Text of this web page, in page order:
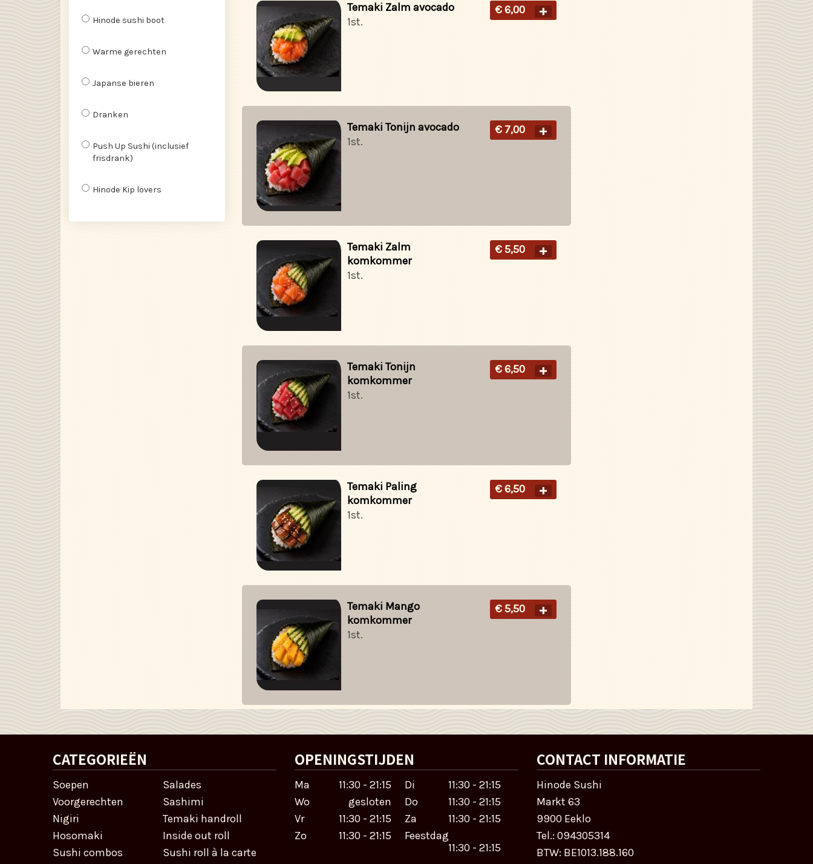
Hinode sushi boot
Warme gerechten
Japanse bieren
Dranken
Push Up Sushi (inclusief
frisdrank)
Hinode Kip lovers
Temaki Zalm avocado
1st.
€ 6,00
Temaki Tonijn avocado
1st.
€ 7,00
Temaki Zalm
komkommer
1st.
€ 5,50
Temaki Tonijn
komkommer
1st.
€ 6,50
Temaki Paling
komkommer
1st.
€ 6,50
Temaki Mango
komkommer
1st.
€ 5,50
CATEGORIEËN
Soepen
Salades
Voorgerechten
Sashimi
Nigiri
Temaki handroll
Hosomaki
Inside out roll
Sushi combos
Sushi roll à la carte
OPENINGSTIJDEN
Ma 11:30 - 21:15 Di
11:30 - 21:15
Wo
gesloten Do
11:30 - 21:15
Vr
11:30 - 21:15 Za
11:30 - 21:15
Zo
11:30 - 21:15
Feestdag
11:30 - 21:15
CONTACT INFORMATIE
Hinode Sushi
Markt 63
9900 Eeklo
Tel.: 094305314
BTW: BE1013.188.160